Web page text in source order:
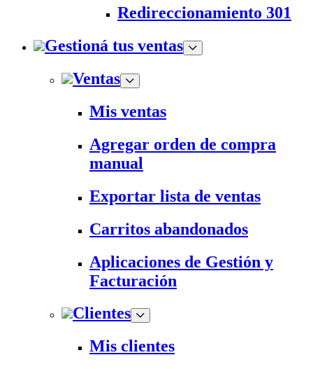
Redireccionamiento 301
Gestioná tus ventas
Ventas
Mis ventas
Agregar orden de compra
manual
Exportar lista de ventas
Carritos abandonados
Aplicaciones de Gestión y
Facturación
Clientes
Mis clientes